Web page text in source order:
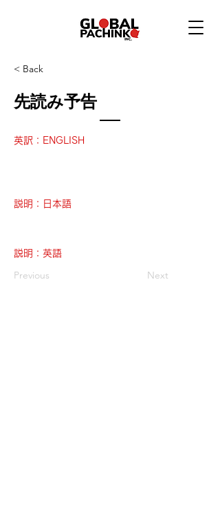
< Back
先読み予告
英訳：ENGLISH
説明：日本語
説明：英語
Previous Next